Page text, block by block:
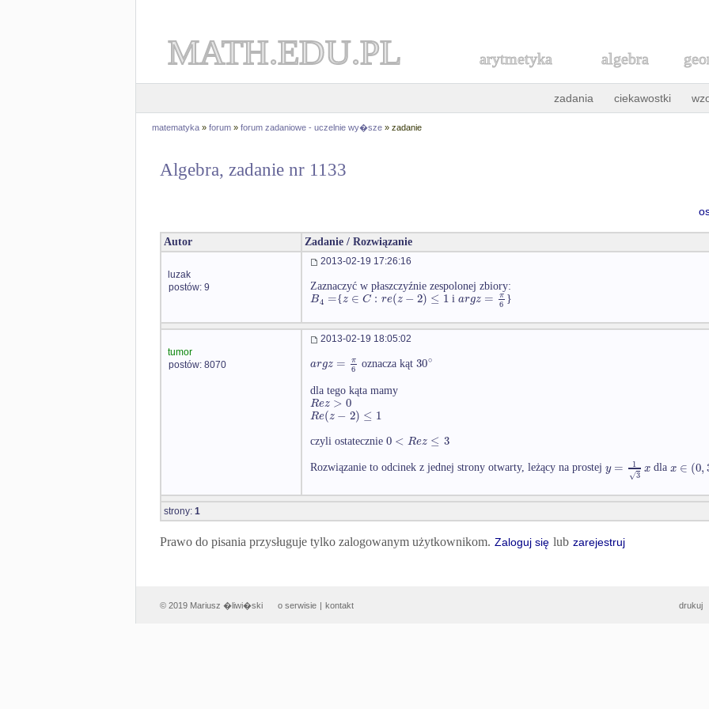
MATH.EDU.PL arytmetyka algebra
zadania ciekawostki
matematyka » forum » forum zadaniowe - uczelnie wy�sze » zadanie
Algebra, zadanie nr 1133
Autor Zadanie / Rozwiązanie
luzak
postów: 9
2013-02-19 17:26:16
Zaznaczyć w płaszczyźnie zespolonej zbiory:
B4 ={z ∈ C : re(z− 2) ≤ 1 iargz = π
6 }
tumor
postów: 8070
2013-02-19 18:05:02
argz = π
6 oznacza kąt30∘
dla tego kąta mamy
Rez > 0
Re(z− 2) ≤ 1
czyli ostatecznie 0 < Rez ≤ 3
Rozwiązanie to odcinek z jednej strony otwarty, leżący na prostej y =
1
3
√ x dlax ∈ (0,
strony: 1
Prawo do pisania przysługuje tylko zalogowanym użytkownikom. Zaloguj się lub zarejestruj
© 2019 Mariusz �liwi�ski o serwisie | kontakt drukuj